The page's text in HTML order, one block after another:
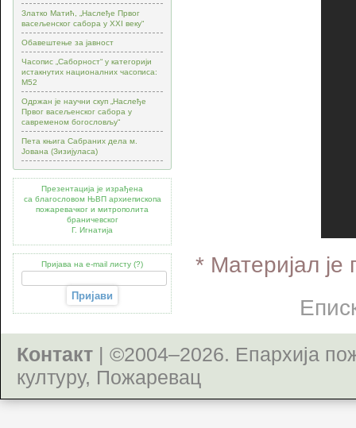
Златко Матић, „Наслеђе Првог
васељенског сабора у XXI веку“
Обавештење за јавност
Часопис „Саборност“ у категорији
истакнутих националних часописа:
М52
Одржан је научни скуп „Наслеђе
Првог васељенског сабора у
савременом богословљу“
Пета књига Сабраних дела м.
Јована (Зизијуласа)
Презентација је израђена
са благословом ЊВП архиепископа
пожаревачког и митрополита
браничевског
Г. Игнатија
Пријава на e-mail листу (?)
* Материјал је
Контакт | ©2004–2026. Епархија
културу, Пожаревац